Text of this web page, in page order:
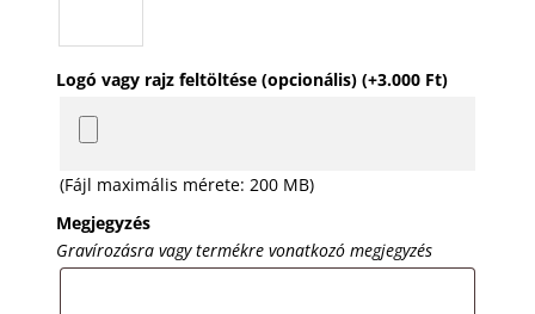
Logó vagy rajz feltöltése (opcionális) (+3.000 Ft)
(Fájl maximális mérete: 200 MB)
Megjegyzés
Gravírozásra vagy termékre vonatkozó megjegyzés